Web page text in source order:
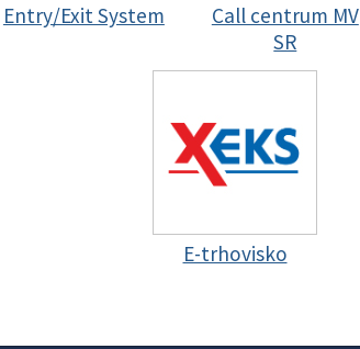
Entry/Exit System
Call centrum MV
SR
E-trhovisko